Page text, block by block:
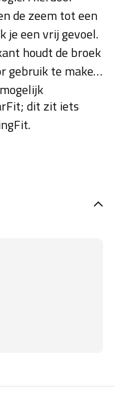
de zeem tot een
je een vrij gevoel.
houdt de broek
gebruik te maken
dit zit iets